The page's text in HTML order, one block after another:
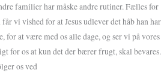
familier har måske andre rutiner. Fælles for
vi vished for at Jesus udlever det håb han har
for at være med os alle dage, og ser vi på vores
for os at kun det der bærer frugt, skal bevares.
os ved